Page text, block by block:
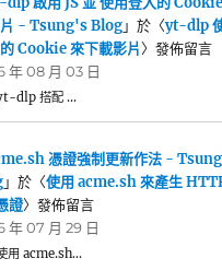
- Tsung's Blog」於〈yt-dlp
Cookie 來下載影片〉發佈留言
年 08 月 03 日
dlp 搭配 …
憑證強制更新作法 -
」於〈使用 acme.sh 來產生
證〉發佈留言
年 07 月 29 日
用 acme.sh…